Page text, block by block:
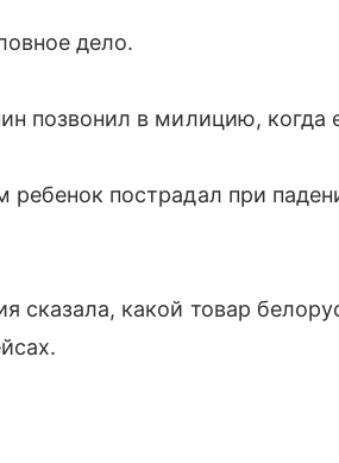
дело.
позвонил в милицию, когда
ребенок пострадал при
сказала, какой товар